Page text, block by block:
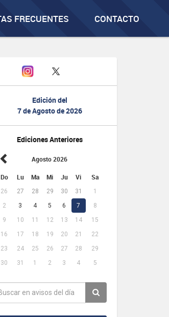
FRECUENTES CONTACTO
Edición del
7 de Agosto de 2026
Ediciones Anteriores
Agosto 2026
Do Lu Ma Mi Ju Vi Sa
26 27 28 29 30 31
1
2
3 4 5 6 7
8
9
10 11 12 13 14
15
16
17 18 19 20 21
22
23
24 25 26 27 28
29
30
31 1 2 3 4 5